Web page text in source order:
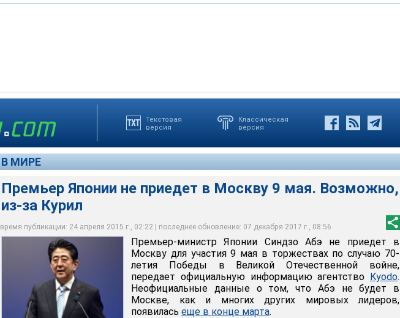
Текстовая
версия
Классическая
версия
В МИРЕ
Премьер Японии не приедет в Москву 9 мая. Возможно,
из-за Курил
время публикации: 24 апреля 2015 г., 02:22 | последнее обновление: 07 декабря 2017 г., 08:56
Премьер Японии Синдзо Абэ не приедет в Москву 9 мая. Возможно, из-за Курил
Global Look Press
Решением не ехать в Москву Абэ может продемонстрировать солидарность Японии
с Соединенными Штатами по поводу украинского конфликта
Министерство обороны Украины
Абэ, вероятно, принял такое решение из-за отсутствия прогресса по вопросу Южных
Курил. Российские острова Япония считает своей территорией
Russian Look
Премьер-министр Японии Синдзо Абэ не приедет в
Москву для участия 9 мая в торжествах по случаю 70-
летия Победы в Великой Отечественной войне,
передает официальную информацию агентство Kyodo.
Неофициальные данные о том, что Абэ не будет в
Москве, как и многих других мировых лидеров,
появилась еще в конце марта.